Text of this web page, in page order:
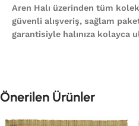
Aren Halı üzerinden tüm
güvenli alışveriş, sağlam
garantisiyle halınıza kolayca
Önerilen Ürünler